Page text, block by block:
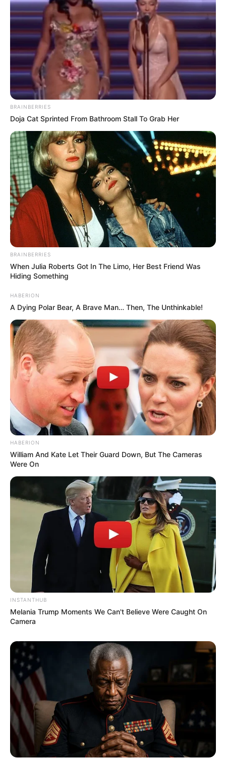
BRAINBERRIES
Doja Cat Sprinted From Bathroom Stall To Grab Her
BRAINBERRIES
When Julia Roberts Got In The Limo, Her Best Friend Was
Hiding Something
HABERION
A Dying Polar Bear, A Brave Man… Then, The Unthinkable!
HABERION
William And Kate Let Their Guard Down, But The Cameras
Were On
INSTANTHUB
Melania Trump Moments We Can't Believe Were Caught On
Camera